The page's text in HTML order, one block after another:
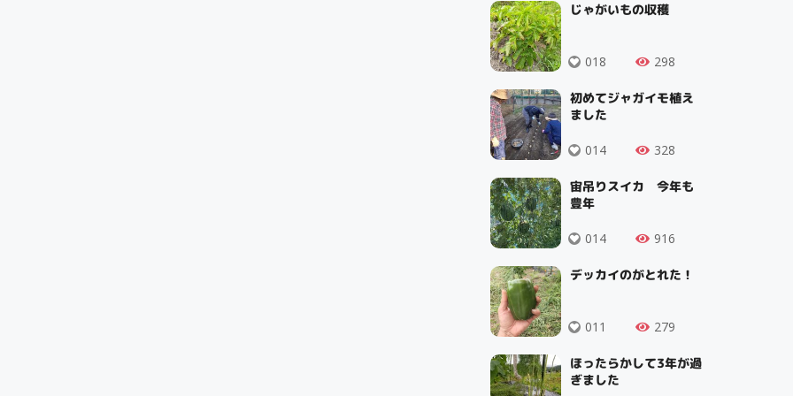
じゃがいもの収穫
018 298
初めてジャガイモ植え
ました
014 328
宙吊りスイカ 今年も
豊年
014 916
デッカイのがとれた！
011 279
ほったらかして3年が過
ぎました